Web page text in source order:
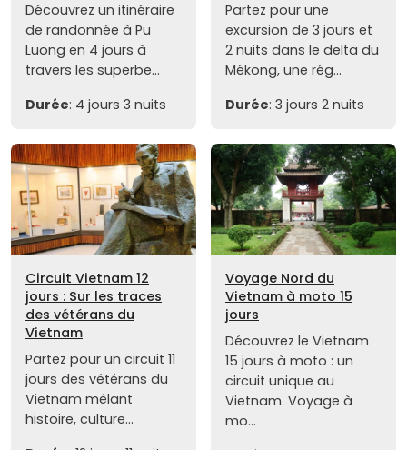
Découvrez un itinéraire
de randonnée à Pu
Luong en 4 jours à
travers les superbe...
Durée: 4 jours 3 nuits
Partez pour une
excursion de 3 jours et
2 nuits dans le delta du
Mékong, une rég...
Durée: 3 jours 2 nuits
Circuit Vietnam 12
jours : Sur les traces
des vétérans du
Vietnam
Partez pour un circuit 11
jours des vétérans du
Vietnam mêlant
histoire, culture...
Voyage Nord du
Vietnam à moto 15
jours
Découvrez le Vietnam
15 jours à moto : un
circuit unique au
Vietnam. Voyage à
mo...